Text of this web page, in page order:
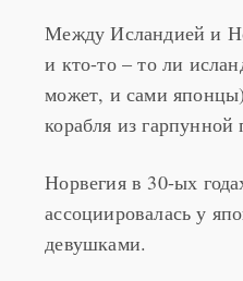
Между Исландией и
и кто-то – то ли
может, и сами
корабля из
Норвегия в 30-ых
ассоциировалась у
девушками.